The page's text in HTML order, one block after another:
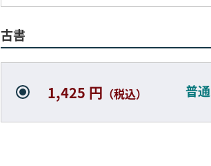
古書
1,425 円 （税込） 普通